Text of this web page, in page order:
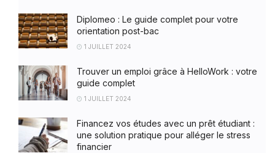
Diplomeo : Le guide complet pour votre
orientation post-bac
1 JUILLET 2024
Trouver un emploi grâce à HelloWork : votre
guide complet
1 JUILLET 2024
Financez vos études avec un prêt étudiant :
une solution pratique pour alléger le stress
financier